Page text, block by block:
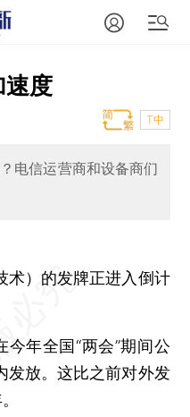
速度
T中
电信运营商和设备商们
）的发牌正进入倒计
年全国“两会”期间公
发放。这比之前对外发